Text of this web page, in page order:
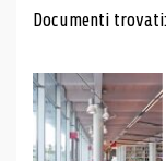
Documenti